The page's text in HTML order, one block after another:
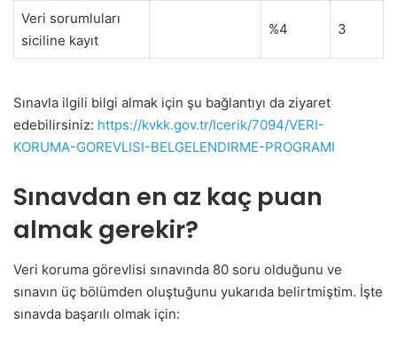
Veri sorumluları
siciline kayıt
%4 3
Sınavla ilgili bilgi almak için şu bağlantıyı da ziyaret
edebilirsiniz: https://kvkk.gov.tr/Icerik/7094/VERI-
KORUMA-GOREVLISI-BELGELENDIRME-PROGRAMI
Sınavdan en az kaç puan
almak gerekir?
Veri koruma görevlisi sınavında 80 soru olduğunu ve
sınavın üç bölümden oluştuğunu yukarıda belirtmiştim. İşte
sınavda başarılı olmak için: